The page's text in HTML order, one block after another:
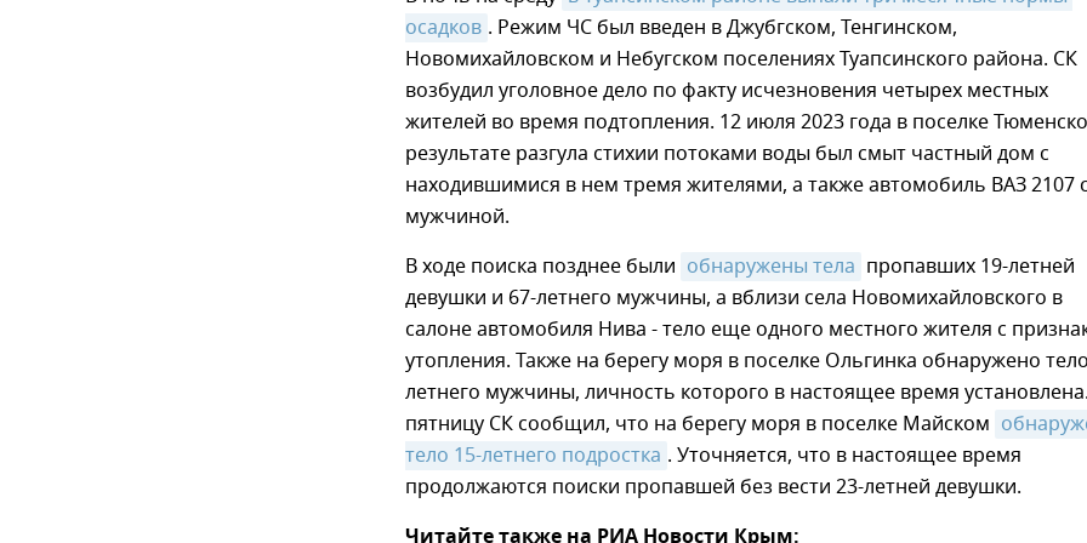
осадков . Режим ЧС был введен в Джубгском, Тенгинском,
Новомихайловском и Небугском поселениях Туапсинского района. СК
возбудил уголовное дело по факту исчезновения четырех местных
жителей во время подтопления. 12 июля 2023 года в поселке
результате разгула стихии потоками воды был смыт частный дом с
находившимися в нем тремя жителями, а также автомобиль ВАЗ 2107 с
мужчиной.
В ходе поиска позднее были обнаружены тела пропавших 19-летней
девушки и 67-летнего мужчины, а вблизи села Новомихайловского в
салоне автомобиля Нива - тело еще одного местного жителя с
утопления. Также на берегу моря в поселке Ольгинка обнаружено
летнего мужчины, личность которого в настоящее время
пятницу СК сообщил, что на берегу моря в поселке Майском
тело 15-летнего подростка . Уточняется, что в настоящее время
продолжаются поиски пропавшей без вести 23-летней девушки.